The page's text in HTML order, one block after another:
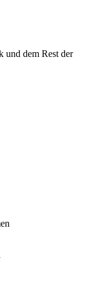
und dem Rest der